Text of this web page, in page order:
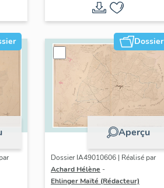
Dossier
Aperçu
Dossier IA49010606 | Réalisé par
Achard Hélène -
Ehlinger Maïté (Rédacteur)